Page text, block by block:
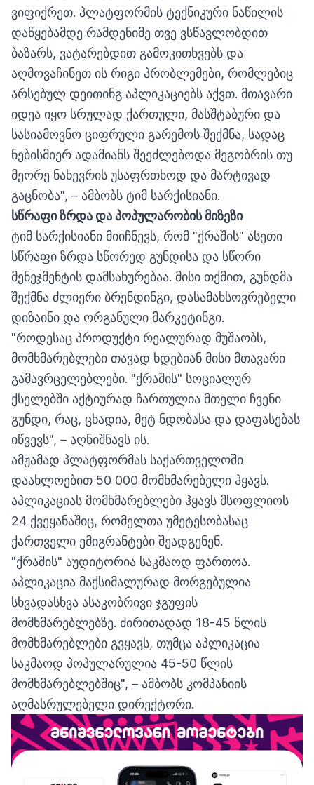
ვიფიქრეთ. პლატფორმის ტექნიკური ნაწილის
დაწყებამდე რამდენიმე თვე ვსწავლობდით
ბაზარს, ვატარებდით გამოკითხვებს და
აღმოვაჩინეთ ის რიგი პრობლემები, რომლებიც
არსებულ დეითინგ აპლიკაციებს აქვთ. მთავარი
იდეა იყო სრულად ქართული, მასშტაბური და
სასიამოვნო ციფრული გარემოს შექმნა, სადაც
ნებისმიერ ადამიანს შეეძლებოდა მეგობრის თუ
მეორე ნახევრის უსაფრთხოდ და მარტივად
გაცნობა", – ამბობს ტიმ სარქისიანი.
სწრაფიზრდა და პოპულარობის მიზეზი
ტიმ სარქისიანი მიიჩნევს, რომ "ქრაშის" ასეთი
სწრაფი ზრდა სწორედ გუნდისა და სწორი
მენეჯმენტის დამსახურებაა. მისი თქმით, გუნდმა
შექმნა ძლიერი ბრენდინგი, დასამახსოვრებელი
დიზაინი და ორგანული მარკეტინგი.
"როდესაც პროდუქტი რეალურად მუშაობს,
მომხმარებლები თავად ხდებიან მისი მთავარი
გამავრცელებლები. "ქრაშის" სოციალურ
ქსელებში აქტიურად ჩართულია მთელი ჩვენი
გუნდი, რაც, ცხადია, მეტ ნდობასა და დაფასებას
იწვევს", – აღნიშნავს ის.
ამჟამად პლატფორმას საქართველოში
დაახლოებით 50 000 მომხმარებელი ჰყავს.
აპლიკაციას მომხმარებლები ჰყავს მსოფლიოს
24 ქვეყანაშიც, რომელთა უმეტესობასაც
ქართველი ემიგრანტები შეადგენენ.
"ქრაშის" აუდიტორია საკმაოდ ფართოა.
აპლიკაცია მაქსიმალურად მორგებულია
სხვადასხვა ასაკობრივი ჯგუფის
მომხმარებლებზე. ძირითადად 18-45 წლის
მომხმარებლები გვყავს, თუმცა აპლიკაცია
საკმაოდ პოპულარულია 45-50 წლის
მომხმარებლებშიც", – ამბობს კომპანიის
აღმასრულებელი დირექტორი.